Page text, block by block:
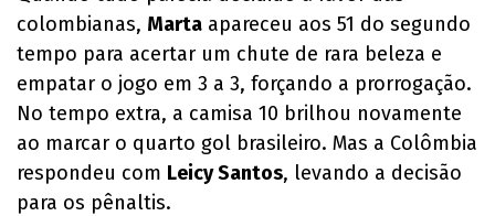
colombianas, Marta apareceu aos 51 do segundo
tempo para acertar um chute de rara beleza e
empatar o jogo em 3 a 3, forçando a prorrogação.
No tempo extra, a camisa 10 brilhou novamente
ao marcar o quarto gol brasileiro. Mas a Colômbia
respondeu com Leicy Santos, levando a decisão
para os pênaltis.